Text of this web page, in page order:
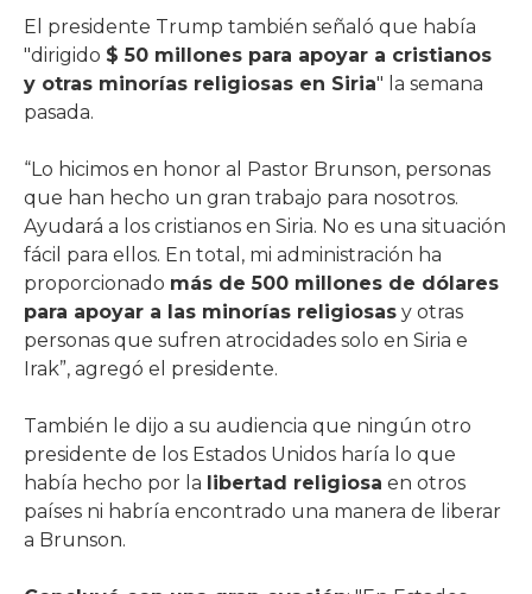
El presidente Trump también señaló que había
"dirigido $ 50 millones para apoyar a cristianos
y otras minorías religiosas en Siria" la semana
pasada.
“Lo hicimos en honor al Pastor Brunson, personas
que han hecho un gran trabajo para nosotros.
Ayudará a los cristianos en Siria. No es una situación
fácil para ellos. En total, mi administración ha
proporcionado más de 500 millones de dólares
para apoyar a las minorías religiosas y otras
personas que sufren atrocidades solo en Siria e
Irak”, agregó el presidente.
También le dijo a su audiencia que ningún otro
presidente de los Estados Unidos haría lo que
había hecho por la libertad religiosa en otros
países ni habría encontrado una manera de liberar
a Brunson.